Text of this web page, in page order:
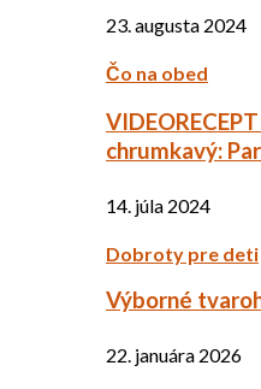
23. augusta 2024
Čo na obed
chrumkavý:
14. júla 2024
Dobroty pre deti
Výborné
22. januára 2026